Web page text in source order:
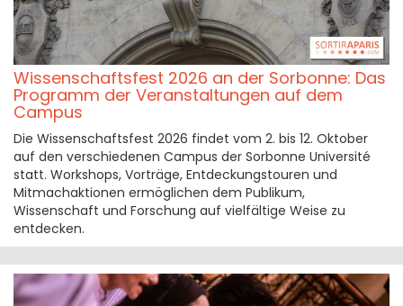
Wissenschaftsfest 2026 an der Sorbonne: Das
Programm der Veranstaltungen auf dem
Campus
Die Wissenschaftsfest 2026 findet vom 2. bis 12. Oktober
auf den verschiedenen Campus der Sorbonne Université
statt. Workshops, Vorträge, Entdeckungstouren und
Mitmachaktionen ermöglichen dem Publikum,
Wissenschaft und Forschung auf vielfältige Weise zu
entdecken.